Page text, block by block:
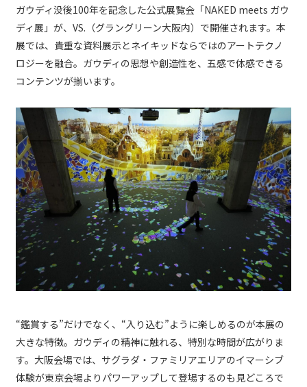
ガウディ没後100年を記念した公式展覧会「NAKED meets ガウ
ディ展」が、VS.（グラングリーン大阪内）で開催されます。本
展では、貴重な資料展示とネイキッドならではのアートテクノ
ロジーを融合。ガウディの思想や創造性を、五感で体感できる
コンテンツが揃います。
“鑑賞する”だけでなく、“入り込む”ように楽しめるのが本展の
大きな特徴。ガウディの精神に触れる、特別な時間が広がりま
す。大阪会場では、サグラダ・ファミリアエリアのイマーシブ
体験が東京会場よりパワーアップして登場するのも見どころで